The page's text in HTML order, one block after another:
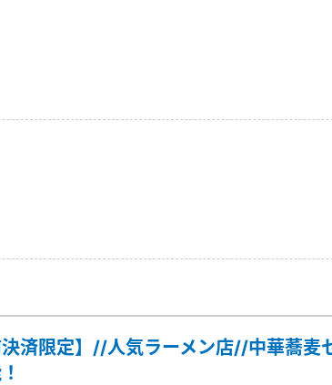
決済限定】//人気ラーメン店//中華蕎麦